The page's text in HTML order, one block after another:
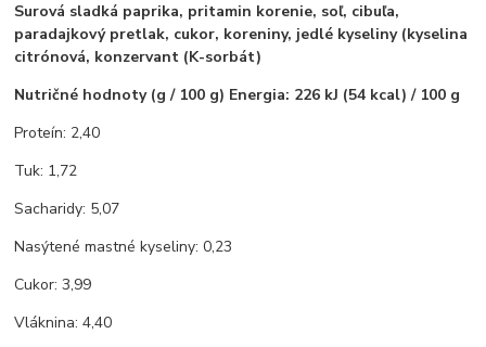
Surová sladká paprika, pritamin korenie, soľ, cibuľa,
paradajkový pretlak, cukor, koreniny, jedlé kyseliny (kyselina
citrónová, konzervant (K-sorbát)
Nutričné hodnoty (g / 100 g) Energia: 226 kJ (54 kcal) / 100 g
Proteín: 2,40
Tuk: 1,72
Sacharidy: 5,07
Nasýtené mastné kyseliny: 0,23
Cukor: 3,99
Vláknina: 4,40